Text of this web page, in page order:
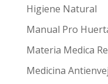
Higiene Natural
Manual Pro
Materia Medica
Medicina